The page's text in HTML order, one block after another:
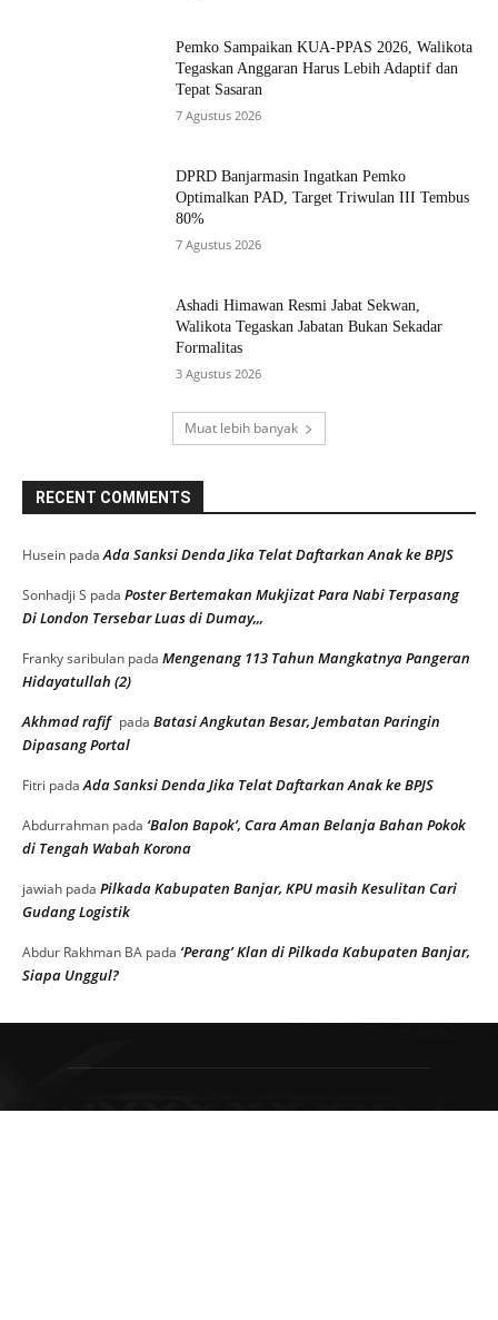
Pemko Sampaikan KUA-PPAS 2026, Walikota
Tegaskan Anggaran Harus Lebih Adaptif dan
Tepat Sasaran
7 Agustus 2026
DPRD Banjarmasin Ingatkan Pemko
Optimalkan PAD, Target Triwulan III Tembus
80%
7 Agustus 2026
Ashadi Himawan Resmi Jabat Sekwan,
Walikota Tegaskan Jabatan Bukan Sekadar
Formalitas
3 Agustus 2026
Muat lebih banyak
RECENT COMMENTS
Husein padaAda Sanksi Denda Jika Telat Daftarkan Anak ke BPJS
Sonhadji S pada Poster Bertemakan Mukjizat Para Nabi Terpasang
Di London Tersebar Luas di Dumay,,,
Franky saribulan pada Mengenang 113 Tahun Mangkatnya Pangeran
Hidayatullah (2)
Akhmad rafif pada Batasi Angkutan Besar, Jembatan Paringin
Dipasang Portal
Fitri padaAda Sanksi Denda Jika Telat Daftarkan Anak ke BPJS
Abdurrahman pada ‘Balon Bapok’, Cara Aman Belanja Bahan Pokok
di Tengah Wabah Korona
jawiah pada Pilkada Kabupaten Banjar, KPU masih Kesulitan Cari
Gudang Logistik
Abdur Rakhman BA pada ‘Perang’ Klan di Pilkada Kabupaten Banjar,
Siapa Unggul?